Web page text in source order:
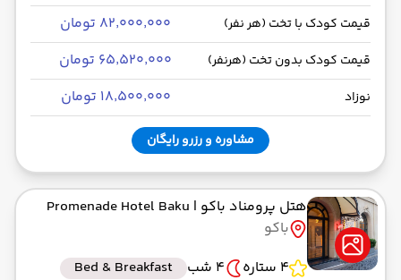
قیمت کودک با تخت (هر نفر) ۸۲٬۰۰۰٬۰۰۰ تومان
قیمت کودک بدون تخت (هرنفر) ۶۵٬۵۲۰٬۰۰۰ تومان
نوزاد ۱۸٬۵۰۰٬۰۰۰ تومان
مشاوره و رزرو رایگان
هتل پرومناد باکو | Promenade Hotel Baku
باکو
4 ستاره
4 شب Bed & Breakfast